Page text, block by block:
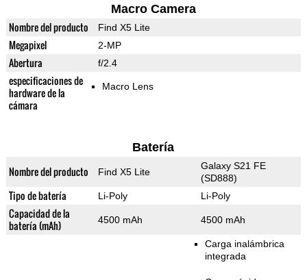
Macro Camera
Nombre del producto Find X5 Lite
Megapixel 2-MP
Abertura f/2.4
especificaciones de
hardware de la
cámara
Macro Lens
Batería
Nombre del producto Find X5 Lite
Galaxy S21 FE
(SD888)
Tipo de batería Li-Poly Li-Poly
Capacidad de la
batería (mAh)
4500 mAh 4500 mAh
Carga inalámbrica
integrada